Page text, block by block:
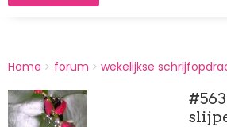
BREADCRUMBS
You
here:
Home forum wekelijkse